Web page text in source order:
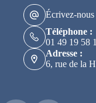
Écrivez-nous
Téléphone :
01 49 19 58
Adresse :
6, rue de la